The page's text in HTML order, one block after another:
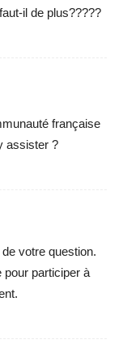
il de plus?????
française
assister ?
votre question.
pour participer à